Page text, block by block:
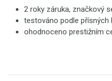
2 roky záruka, značkový
testováno podle
ohodnoceno prestižním